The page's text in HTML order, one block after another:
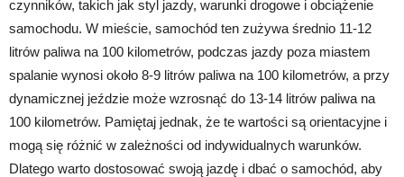
czynników, takich jak styl jazdy, warunki drogowe i obciążenie
samochodu. W mieście, samochód ten zużywa średnio 11-12
litrów paliwa na 100 kilometrów, podczas jazdy poza miastem
spalanie wynosi około 8-9 litrów paliwa na 100 kilometrów, a przy
dynamicznej jeździe może wzrosnąć do 13-14 litrów paliwa na
100 kilometrów. Pamiętaj jednak, że te wartości są orientacyjne i
mogą się różnić w zależności od indywidualnych warunków.
Dlatego warto dostosować swoją jazdę i dbać o samochód, aby